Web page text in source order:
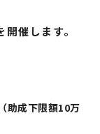
します。
助成下限額10万